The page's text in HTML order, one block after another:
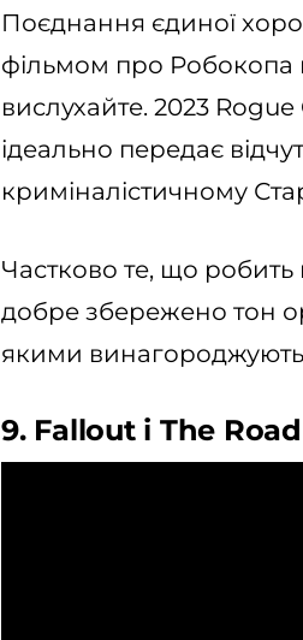
Поєднання єдиної
фільмом про
вислухайте. 2023
ідеально передає
криміналістичному
Частково те, що робить
добре збережено тон
якими винагороджують
9. Fallout і The